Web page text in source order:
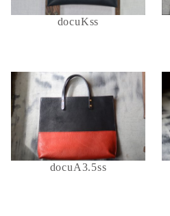
docuKss
docuA3.5ss